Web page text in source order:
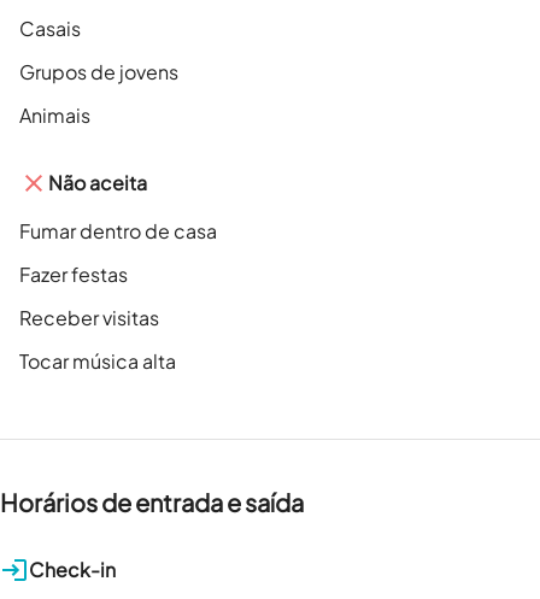
Casais
Grupos de jovens
Animais
Não aceita
Fumar dentro de casa
Fazer festas
Receber visitas
Tocar música alta
Horários de entrada e saída
Check-in